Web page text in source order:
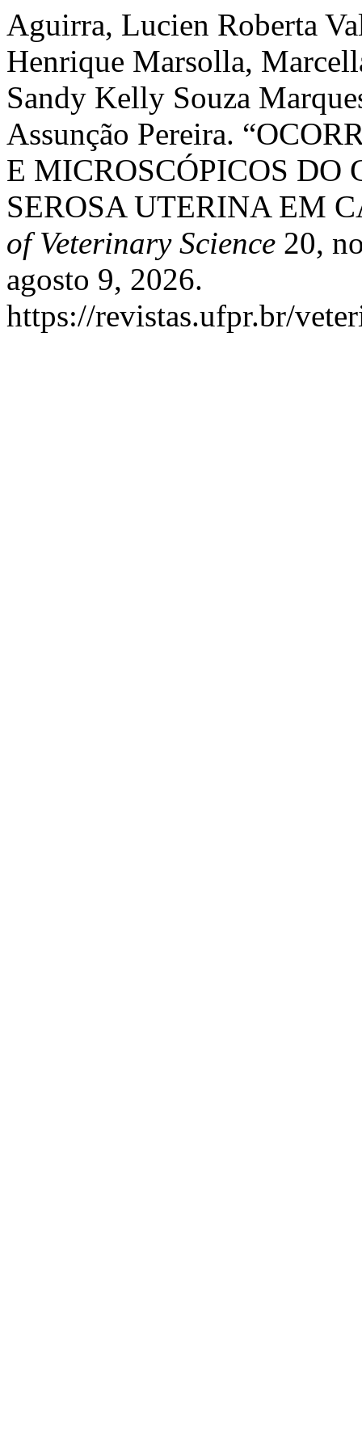
Aguirra, Lucien Roberta
Henrique Marsolla,
Sandy Kelly Souza
Assunção Pereira.
E MICROSCÓPICOS
SEROSA UTERINA EM
of Veterinary Science 20,
agosto 9, 2026.
https://revistas.ufpr.br/